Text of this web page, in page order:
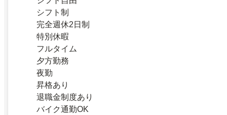
シフト制
完全週休2日制
特別休暇
フルタイム
夕方勤務
夜勤
昇格あり
退職金制度あり
バイク通勤OK